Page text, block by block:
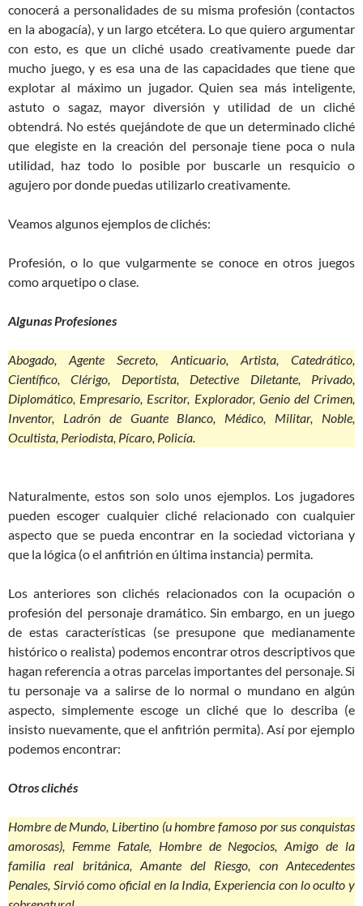
conocerá a personalidades de su misma profesión (contactos
en la abogacía), y un largo etcétera. Lo que quiero argumentar
con esto, es que un cliché usado creativamente puede dar
mucho juego, y es esa una de las capacidades que tiene que
explotar al máximo un jugador. Quien sea más inteligente,
astuto o sagaz, mayor diversión y utilidad de un cliché
obtendrá. No estés quejándote de que un determinado cliché
que elegiste en la creación del personaje tiene poca o nula
utilidad, haz todo lo posible por buscarle un resquicio o
agujero por donde puedas utilizarlo creativamente.
Veamos algunos ejemplos de clichés:
Profesión, o lo que vulgarmente se conoce en otros juegos
como arquetipo o clase.
Algunas Profesiones
Abogado, Agente Secreto, Anticuario, Artista, Catedrático,
Científico, Clérigo, Deportista, Detective Diletante, Privado,
Diplomático, Empresario, Escritor, Explorador, Genio del Crimen,
Inventor, Ladrón de Guante Blanco, Médico, Militar, Noble,
Ocultista, Periodista, Pícaro, Policía.
Naturalmente, estos son solo unos ejemplos. Los jugadores
pueden escoger cualquier cliché relacionado con cualquier
aspecto que se pueda encontrar en la sociedad victoriana y
que la lógica (o el anfitrión en última instancia) permita.
Los anteriores son clichés relacionados con la ocupación o
profesión del personaje dramático. Sin embargo, en un juego
de estas características (se presupone que medianamente
histórico o realista) podemos encontrar otros descriptivos que
hagan referencia a otras parcelas importantes del personaje. Si
tu personaje va a salirse de lo normal o mundano en algún
aspecto, simplemente escoge un cliché que lo describa (e
insisto nuevamente, que el anfitrión permita). Así por ejemplo
podemos encontrar:
Otros clichés
Hombre de Mundo, Libertino (u hombre famoso por sus conquistas
amorosas), Femme Fatale, Hombre de Negocios, Amigo de la
familia real británica, Amante del Riesgo, con Antecedentes
Penales, Sirvió como oficial en la India, Experiencia con lo oculto y